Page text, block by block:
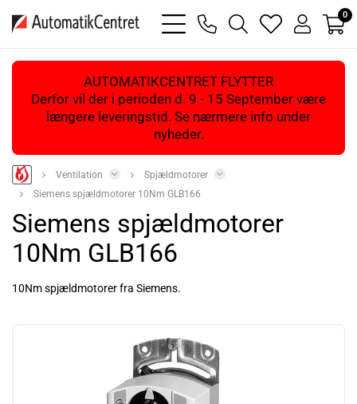
bars
light
phone
magnifying
glass
heart
light
user
light
0
AUTOMATIKCENTRET FLYTTER
Derfor vil der i perioden d. 9 - 15 September være
længere leveringstid. Se nærmere info under
nyheder.
Ventilation
Spjældmotorer
Siemens spjældmotorer 10Nm GLB166
Siemens spjældmotorer
10Nm GLB166
10Nm spjældmotorer fra Siemens.
Læs mere